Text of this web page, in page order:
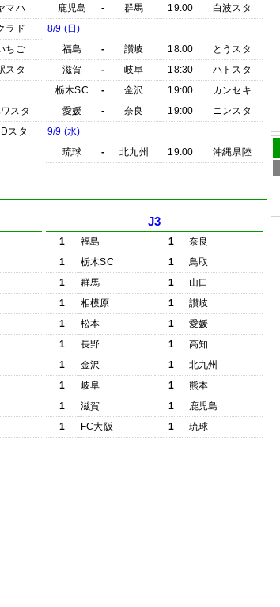
マハ
ラド
ちご
スタ
スタ
スタ
鹿児島
- 群馬 19:00
白波スタ
8/9 (日)
福島
- 讃岐 18:00
とうスタ
滋賀
- 岐阜 18:30
ハトスタ
栃木SC
- 金沢 19:00
カンセキ
愛媛
- 奈良 19:00
ニンスタ
9/9 (水)
琉球
- 北九州 19:00 沖縄県陸
J3
1 福島 1
奈良
1
栃木SC 1
鳥取
1
群馬 1
山口
1
相模原 1
讃岐
1
松本 1
愛媛
1
長野 1
高知
1
金沢 1
北九州
1
岐阜 1
熊本
1
滋賀 1
鹿児島
1
FC大阪 1 琉球